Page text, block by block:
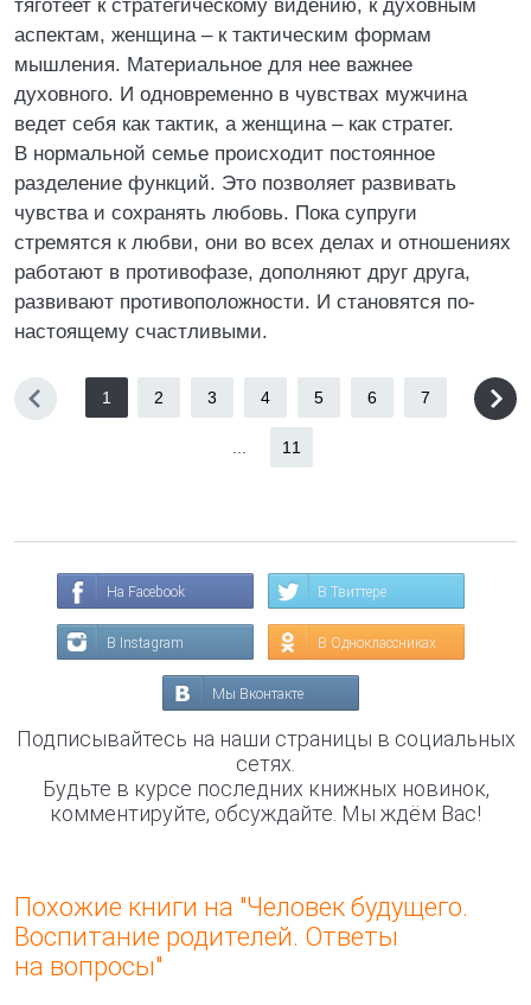
тяготеет к стратегическому видению, к духовным
аспектам, женщина – к тактическим формам
мышления. Материальное для нее важнее
духовного. И одновременно в чувствах мужчина
ведет себя как тактик, а женщина – как стратег.
В нормальной семье происходит постоянное
разделение функций. Это позволяет развивать
чувства и сохранять любовь. Пока супруги
стремятся к любви, они во всех делах и отношениях
работают в противофазе, дополняют друг друга,
развивают противоположности. И становятся по-
настоящему счастливыми.
1 2 3 4 5 6 7
11
На Facebook В Твиттере
В Instagram В Одноклассниках
Мы Вконтакте
Подписывайтесь на наши страницы в социальных
сетях.
Будьте в курсе последних книжных новинок,
комментируйте, обсуждайте. Мы ждём Вас!
Похожие книги на "Человек будущего.
Воспитание родителей. Ответы
на вопросы"